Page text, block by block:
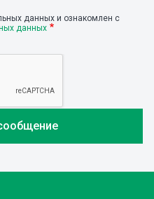
данных и ознакомлен с
данных